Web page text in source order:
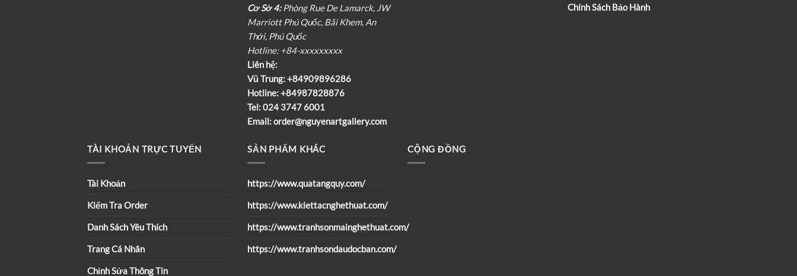
Cơ Sở 4:Phòng Rue De Lamarck, JW
Marriott Phú Quốc, Bãi Khem, An
Thới, Phú Quốc
Hotline: +84-xxxxxxxxx
Liên hệ:
Vũ Trung:+84909896286
Hotline:+84987828876
Tel:024 3747 6001
Email:order@nguyenartgallery.com
Chính Sách Bảo Hành
TÀI KHOẢN TRỰC TUYẾN
Tài Khoản
Kiểm Tra Order
Danh Sách Yêu Thích
Trang Cá Nhân
Chỉnh Sửa Thông Tin
SẢN PHẨM KHÁC
https://www.quatangquy.com/
https://www.kiettacnghethuat.com/
https://www.tranhsonmainghethuat.com/
https://www.tranhsondaudocban.com/
CỘNG ĐỒNG